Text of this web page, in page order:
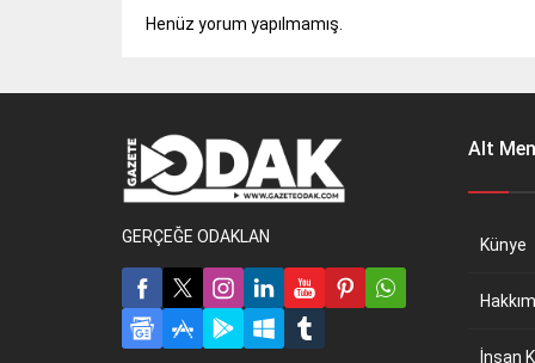
Henüz yorum yapılmamış.
GERÇEĞE ODAKLAN
Alt
Künye
İnsan